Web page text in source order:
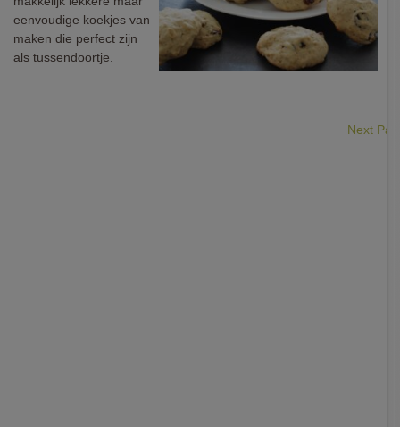
eenvoudige koekjes van
maken die perfect zijn
als tussendoortje.
Next